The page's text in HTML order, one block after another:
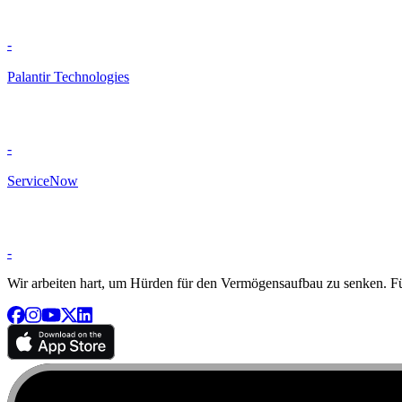
-
Palantir Technologies
-
ServiceNow
-
Wir arbeiten hart, um Hürden für den Vermögensaufbau zu senken.